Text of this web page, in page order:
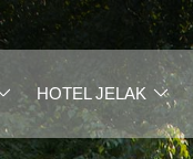
HOTEL JELAK